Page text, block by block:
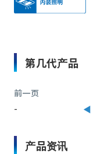
第几代产品
前一页
-
产品资讯